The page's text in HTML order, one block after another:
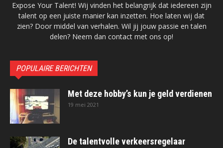
Expose Your Talent! Wij vinden het belangrijk dat iedereen zijn
talent op een juiste manier kan inzetten. Hoe laten wij dat
zien? Door middel van verhalen. Wil jij jouw passie en talen
delen? Neem dan contact met ons op!
POPULAIRE BERICHTEN
Met deze hobby’s kun je geld verdienen
19 mei 2021
De talentvolle verkeersregelaar